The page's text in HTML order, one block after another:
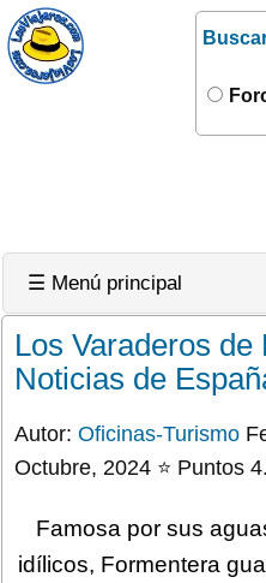
☰ Menú principal
Los Varaderos
Noticias de
Autor: Oficinas-Turismo
Octubre, 2024 ⭐ Puntos
Famosa por sus
idílicos, Formentera